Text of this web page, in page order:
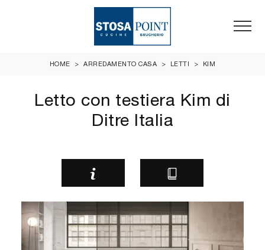
HOME > ARREDAMENTO CASA > LETTI > KIM
Letto con testiera Kim di
Ditre Italia